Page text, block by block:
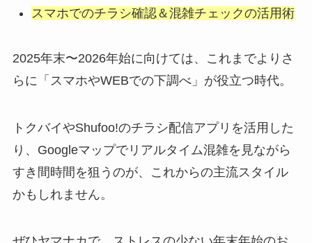
スマホでのチラシ確認＆混雑チェックの活用術
2025年末〜2026年始に向けては、これまでよりさ
らに「スマホやWEBでの下調べ」が役立つ時代。
トクバイやShufoo!のチラシ配信アプリを活用した
り、Googleマップでリアルタイム混雑を見ながら
すき間時間を狙うのが、これからの主流スタイル
かもしれません。